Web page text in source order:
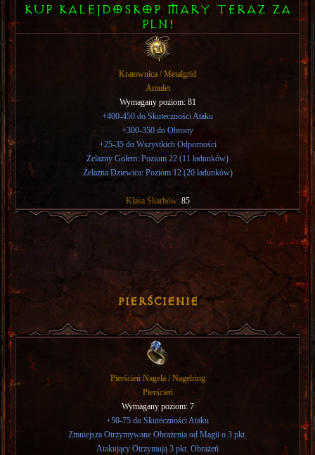
KUP KALEJDOSKOP MARY TERAZ ZA
PLN!
Kratownica / Metalgrid
Amulet
Wymagany poziom: 81
+400-450 do Skuteczności Ataku
+300-350 do Obrony
+25-35 do Wszystkich Odporności
Żelazny Golem: Poziom 22 (11 ładunków)
Żelazna Dziewica: Poziom 12 (20 ładunków)
Klasa Skarbów: 85
Pierścienie
Pierścień Nagela / Nagelring
Pierścień
Wymagany poziom: 7
+50-75 do Skuteczności Ataku
Zmniejsza Otrzymywane Obrażenia od Magii o 3 pkt.
Atakujący Otrzymują 3 pkt. Obrażeń